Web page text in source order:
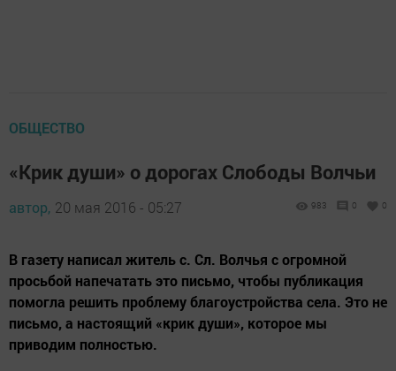
ОБЩЕСТВО
«Крик души» о дорогах Слободы Волчьи
автор, 20 мая 2016 - 05:27 983 0 0
В газету написал житель с. Сл. Волчья с огромной
просьбой напечатать это письмо, чтобы публикация
помогла решить проблему благоустройства села. Это не
письмо, а настоящий «крик души», которое мы
приводим полностью.